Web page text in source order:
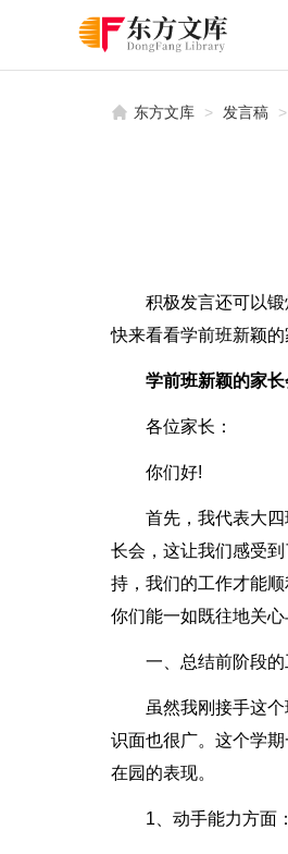
东方文库 > 发言稿 >
积极发言还可以
快来看看学前班新颖
学前班新颖的家
各位家长：
你们好!
首先，我代表大
长会，这让我们感受
持，我们的工作才能
你们能一如既往地关心
一、总结前阶段
虽然我刚接手这
识面也很广。这个学
在园的表现。
1、动手能力方面：